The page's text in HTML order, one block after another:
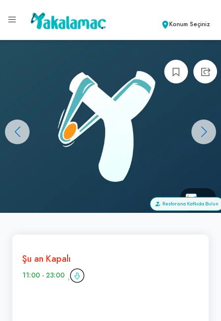
Konum Seçiniz
+0
Restorana Katkıda Bulun
Şu an Kapalı
11:00 - 23:00